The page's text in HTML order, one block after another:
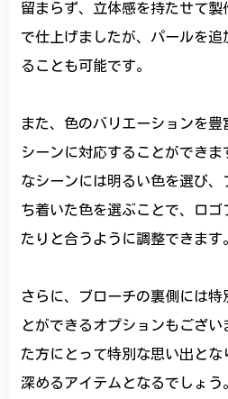
留まらず、立体感を持たせて
で仕上げましたが、パールを
ることも可能です。
また、色のバリエーションを
シーンに対応することができ
なシーンには明るい色を選び
ち着いた色を選ぶことで、ロゴ
たりと合うように調整できます
さらに、ブローチの裏側には特
とができるオプションもござ
た方にとって特別な思い出と
深めるアイテムとなるでしょう